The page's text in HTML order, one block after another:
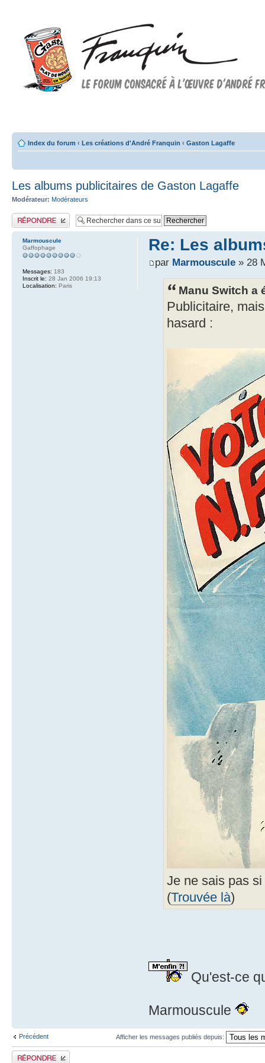
Index du forum ‹ Les créations d'André Franquin ‹ Gaston Lagaffe
Les albums publicitaires de Gaston Lagaffe
Modérateur: Modérateurs
Publier une réponse
Re: Les
par Marmouscule» 28
Manu Switch a
Publicitaire,
hasard :
Je ne sais pas
(Trouvée là)
Qu'est-ce
Marmouscule
Marmouscule
Gaffophage
Messages: 183
Inscrit le: 28 Jan 2006 19:13
Localisation: Paris
Précédent Afficher les messages publiés depuis:
Publier une réponse